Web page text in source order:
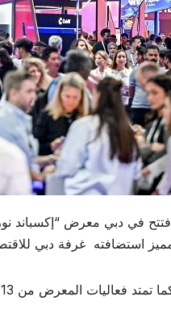
استضافته غرفة دبي
تمتد فعاليات المعرض من 13 إلى 16 أكتوبر في دبي هاربور ، ضمن واحد من أهم المراكز البحرية في المنطقة.